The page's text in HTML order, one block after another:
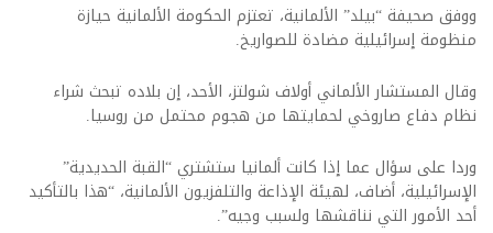
ووفق صحيفة “بيلد” الألمانية، تعتزم الحكومة الألمانية حيازة
منظومة إسرائيلية مضادة للصواريخ.
وقال المستشار الألماني أولاف شولتز، الأحد، إن بلاده تبحث شراء
نظام دفاع صاروخي لحمايتها من هجوم محتمل من روسيا.
وردا على سؤال عما إذا كانت ألمانيا ستشتري “القبة الحديدية”
الإسرائيلية، أضاف، لهيئة الإذاعة والتلفزيون الألمانية، “هذا بالتأكيد
أحد الأمور التي نناقشها ولسبب وجيه”.